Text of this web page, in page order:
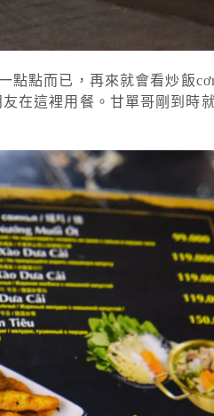
點點而已，再來就會看炒飯
在這裡用餐。甘單哥剛到時